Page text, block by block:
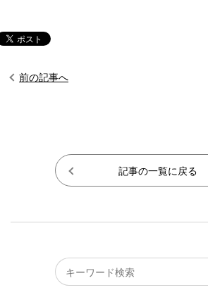
前の記事へ
記事の一覧に戻る